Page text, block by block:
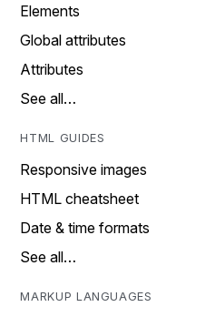
Elements
Global attributes
Attributes
See all…
HTML GUIDES
Responsive images
HTML cheatsheet
Date & time formats
See all…
MARKUP LANGUAGES